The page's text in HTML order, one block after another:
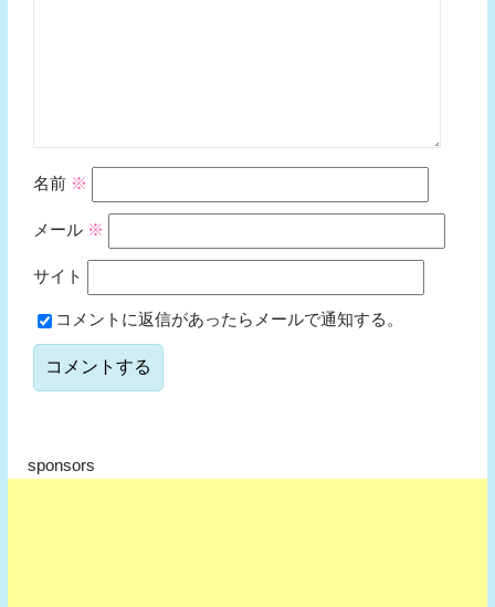
名前 ※
メール ※
サイト
コメントに返信があったらメールで通知する。
sponsors